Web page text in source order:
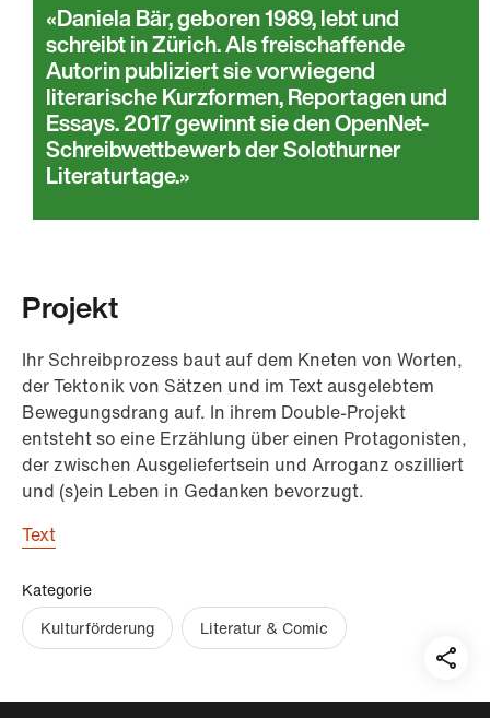
Daniela Bär, geboren 1989, lebt und
schreibt in Zürich. Als freischaffende
Autorin publiziert sie vorwiegend
literarische Kurzformen, Reportagen und
Essays. 2017 gewinnt sie den OpenNet-
Schreibwettbewerb der Solothurner
Literaturtage.
Projekt
Ihr Schreibprozess baut auf dem Kneten von Worten,
der Tektonik von Sätzen und im Text ausgelebtem
Bewegungsdrang auf. In ihrem Double-Projekt
entsteht so eine Erzählung über einen Protagonisten,
der zwischen Ausgeliefertsein und Arroganz oszilliert
und (s)ein Leben in Gedanken bevorzugt.
Text
Kategorie
Kulturförderung
Literatur & Comic
auf: